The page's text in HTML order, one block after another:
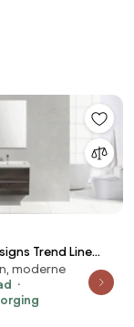
Trend Line
80cm 1
oak
moderne